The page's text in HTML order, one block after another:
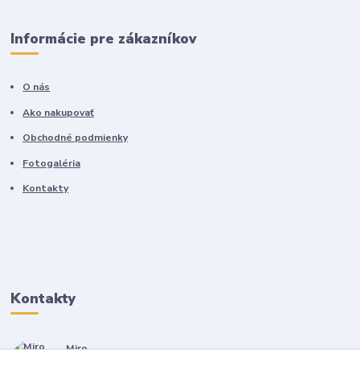
Informácie pre zákazníkov
O nás
Ako nakupovať
Obchodné podmienky
Fotogaléria
Kontakty
Kontakty
Miro